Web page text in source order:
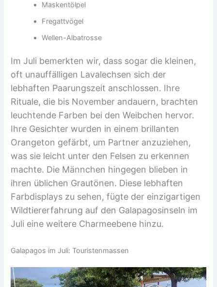
Maskentölpel
Fregattvögel
Wellen-Albatrosse
Im Juli bemerkten wir, dass sogar die kleinen,
oft unauffälligen Lavalechsen sich der
lebhaften Paarungszeit anschlossen. Ihre
Rituale, die bis November andauern, brachten
leuchtende Farben bei den Weibchen hervor.
Ihre Gesichter wurden in einem brillanten
Orangeton gefärbt, um Partner anzuziehen,
was sie leicht unter den Felsen zu erkennen
machte. Die Männchen hingegen blieben in
ihren üblichen Grautönen. Diese lebhaften
Farbdisplays zu sehen, fügte der einzigartigen
Wildtiererfahrung auf den Galapagosinseln im
Juli eine weitere Charmeebene hinzu.
Galapagos im Juli: Touristenmassen